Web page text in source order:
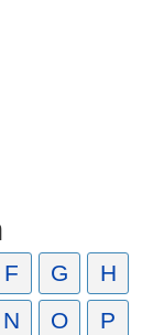
F G
H
N O P